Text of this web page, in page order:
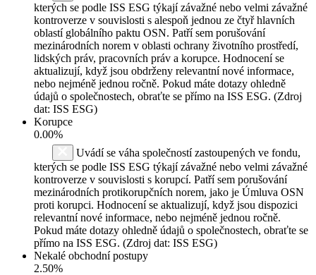
kterých se podle ISS ESG týkají závažné nebo velmi závažné
kontroverze v souvislosti s alespoň jednou ze čtyř hlavních
oblastí globálního paktu OSN. Patří sem porušování
mezinárodních norem v oblasti ochrany životního prostředí,
lidských práv, pracovních práv a korupce. Hodnocení se
aktualizují, když jsou obdrženy relevantní nové informace,
nebo nejméně jednou ročně. Pokud máte dotazy ohledně
údajů o společnostech, obraťte se přímo na ISS ESG. (Zdroj
dat: ISS ESG)
Korupce
0.00%
Uvádí se váha společností zastoupených ve fondu,
kterých se podle ISS ESG týkají závažné nebo velmi závažné
kontroverze v souvislosti s korupcí. Patří sem porušování
mezinárodních protikorupčních norem, jako je Úmluva OSN
proti korupci. Hodnocení se aktualizují, když jsou dispozici
relevantní nové informace, nebo nejméně jednou ročně.
Pokud máte dotazy ohledně údajů o společnostech, obraťte se
přímo na ISS ESG. (Zdroj dat: ISS ESG)
Nekalé obchodní postupy
2.50%